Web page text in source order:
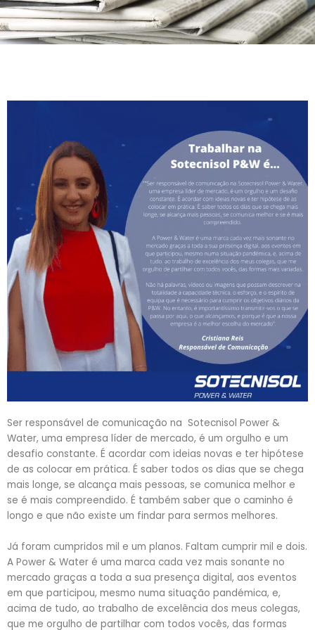
Ser responsável de comunicação na Sotecnisol Power &
Water, uma empresa líder de mercado, é um orgulho e um
desafio constante. É acordar com ideias novas e ter hipótese
de as colocar em prática. É saber todos os dias que se chega
mais longe, se alcança mais pessoas, se comunica melhor e
se é mais compreendido. É também saber que o caminho é
longo e que não existe um findar para sermos melhores.
Já foram cumpridos mil e um planos. Faltam cumprir mil e dois.
A Power & Water é uma marca cada vez mais sonante no
mercado graças a toda a sua presença digital, aos eventos
em que participou, mesmo numa situação pandémica, e,
acima de tudo, ao trabalho de excelência dos meus colegas,
que me orgulho de partilhar com todos vocês, das formas